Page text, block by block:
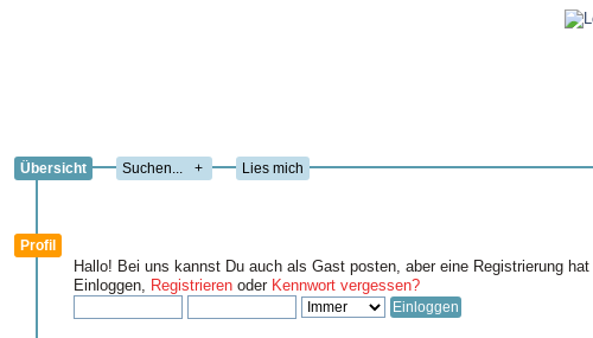
Übersicht + Lies mich
Profil
Hallo! Bei uns kannst Du auch als Gast posten, aber eine Registrierung hat
Einloggen, Registrieren oder Kennwort vergessen?